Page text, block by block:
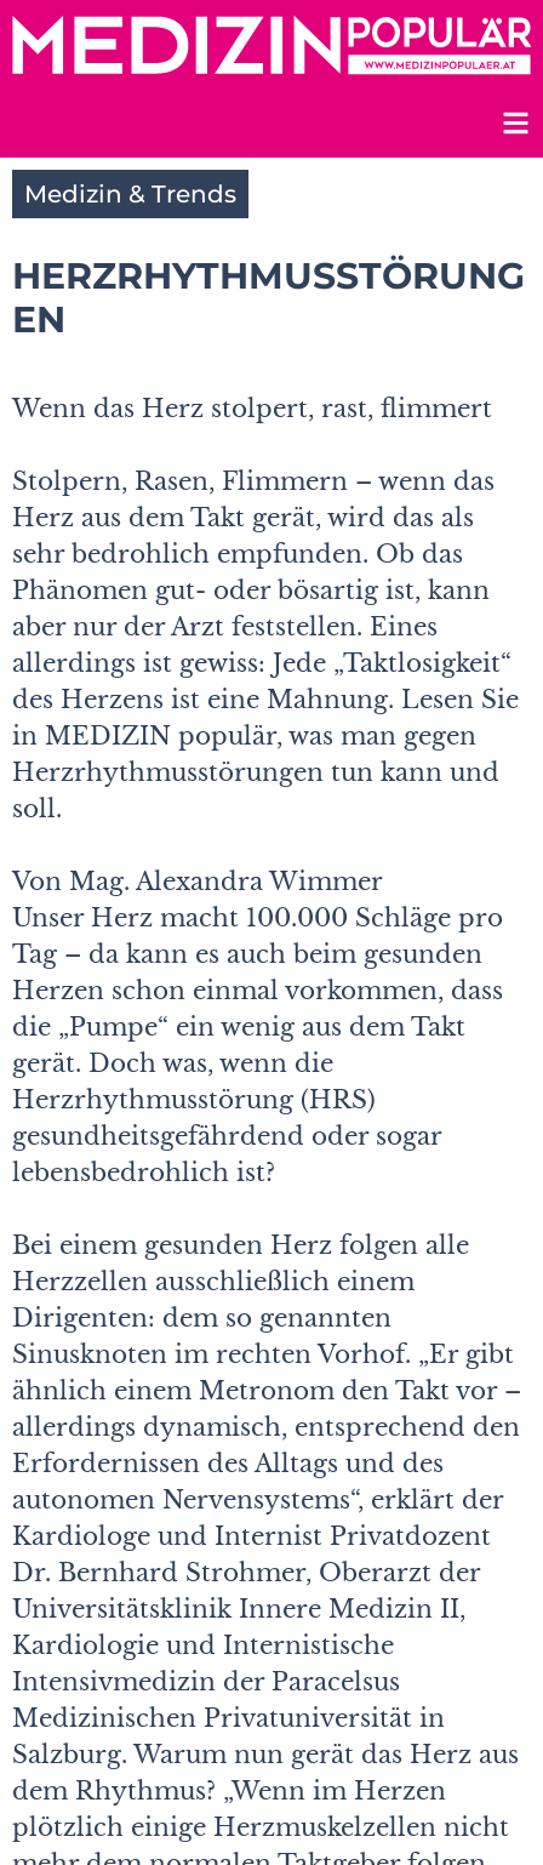
Zum
Inhalt
Medizin & Trends
HERZRHYTHMUSSTÖRUNG
EN
Wenn das Herz stolpert, rast, flimmert
Stolpern, Rasen, Flimmern – wenn das
Herz aus dem Takt gerät, wird das als
sehr bedrohlich empfunden. Ob das
Phänomen gut- oder bösartig ist, kann
aber nur der Arzt feststellen. Eines
allerdings ist gewiss: Jede „Taktlosigkeit“
des Herzens ist eine Mahnung. Lesen Sie
in MEDIZIN populär, was man gegen
Herzrhythmusstörungen tun kann und
soll.
Von Mag. Alexandra Wimmer
Unser Herz macht 100.000 Schläge pro
Tag – da kann es auch beim gesunden
Herzen schon einmal vorkommen, dass
die „Pumpe“ ein wenig aus dem Takt
gerät. Doch was, wenn die
Herzrhythmusstörung (HRS)
gesundheitsgefährdend oder sogar
lebensbedrohlich ist?
Bei einem gesunden Herz folgen alle
Herzzellen ausschließlich einem
Dirigenten: dem so genannten
Sinusknoten im rechten Vorhof. „Er gibt
ähnlich einem Metronom den Takt vor –
allerdings dynamisch, entsprechend den
Erfordernissen des Alltags und des
autonomen Nervensystems“, erklärt der
Kardiologe und Internist Privatdozent
Dr. Bernhard Strohmer, Oberarzt der
Universitätsklinik Innere Medizin II,
Kardiologie und Internistische
Intensivmedizin der Paracelsus
Medizinischen Privatuniversität in
Salzburg. Warum nun gerät das Herz aus
dem Rhythmus? „Wenn im Herzen
plötzlich einige Herzmuskelzellen nicht